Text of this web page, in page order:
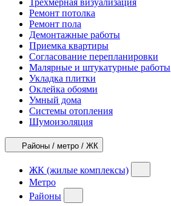
Трехмерная визуализация
Ремонт потолка
Ремонт пола
Демонтажные работы
Приемка квартиры
Согласование перепланировки
Малярные и штукатурные работы
Укладка плитки
Оклейка обоями
Умный дома
Системы отопления
Шумоизоляция
Районы / метро / ЖК
ЖК (жилые комплексы)
Метро
Районы